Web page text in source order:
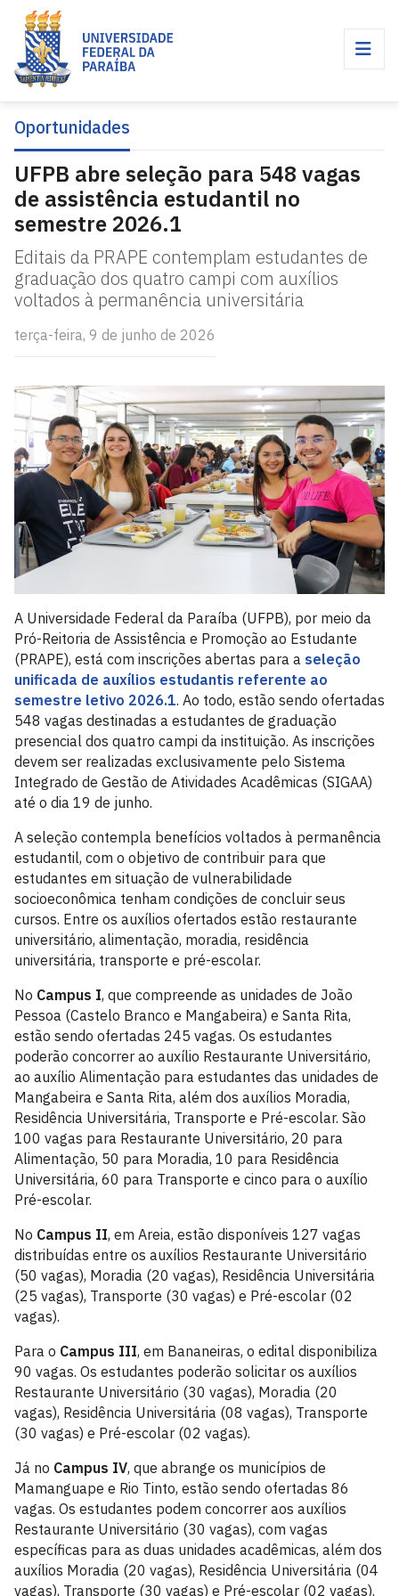
Oportunidades
UFPB abre seleção para 548 vagas
de assistência estudantil no
semestre 2026.1
Editais da PRAPE contemplam estudantes de
graduação dos quatro campi com auxílios
voltados à permanência universitária
terça-feira, 9 de junho de 2026
A Universidade Federal da Paraíba (UFPB), por meio da
Pró-Reitoria de Assistência e Promoção ao Estudante
(PRAPE), está com inscrições abertas para a seleção
unificada de auxílios estudantis referente ao
semestre letivo 2026.1. Ao todo, estão sendo ofertadas
548 vagas destinadas a estudantes de graduação
presencial dos quatro campi da instituição. As inscrições
devem ser realizadas exclusivamente pelo Sistema
Integrado de Gestão de Atividades Acadêmicas (SIGAA)
até o dia 19 de junho.
A seleção contempla benefícios voltados à permanência
estudantil, com o objetivo de contribuir para que
estudantes em situação de vulnerabilidade
socioeconômica tenham condições de concluir seus
cursos. Entre os auxílios ofertados estão restaurante
universitário, alimentação, moradia, residência
universitária, transporte e pré-escolar.
No Campus I, que compreende as unidades de João
Pessoa (Castelo Branco e Mangabeira) e Santa Rita,
estão sendo ofertadas 245 vagas. Os estudantes
poderão concorrer ao auxílio Restaurante Universitário,
ao auxílio Alimentação para estudantes das unidades de
Mangabeira e Santa Rita, além dos auxílios Moradia,
Residência Universitária, Transporte e Pré-escolar. São
100 vagas para Restaurante Universitário, 20 para
Alimentação, 50 para Moradia, 10 para Residência
Universitária, 60 para Transporte e cinco para o auxílio
Pré-escolar.
No Campus II, em Areia, estão disponíveis 127 vagas
distribuídas entre os auxílios Restaurante Universitário
(50 vagas), Moradia (20 vagas), Residência Universitária
(25 vagas), Transporte (30 vagas) e Pré-escolar (02
vagas).
Para o Campus III, em Bananeiras, o edital disponibiliza
90 vagas. Os estudantes poderão solicitar os auxílios
Restaurante Universitário (30 vagas), Moradia (20
vagas), Residência Universitária (08 vagas), Transporte
(30 vagas) e Pré-escolar (02 vagas).
Já no Campus IV, que abrange os municípios de
Mamanguape e Rio Tinto, estão sendo ofertadas 86
vagas. Os estudantes podem concorrer aos auxílios
Restaurante Universitário (30 vagas), com vagas
específicas para as duas unidades acadêmicas, além dos
auxílios Moradia (20 vagas), Residência Universitária (04
vagas), Transporte (30 vagas) e Pré-escolar (02 vagas).